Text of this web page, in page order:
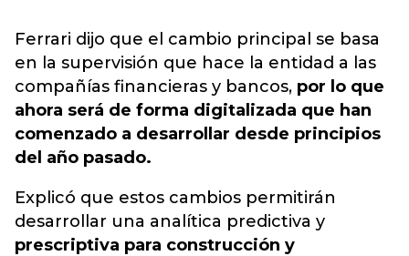
Ferrari dijo que el cambio principal se basa
en la supervisión que hace la entidad a las
compañías financieras y bancos, por lo que
ahora será de forma digitalizada que han
comenzado a desarrollar desde principios
del año pasado.
Explicó que estos cambios permitirán
desarrollar una analítica predictiva y
prescriptiva para construcción y